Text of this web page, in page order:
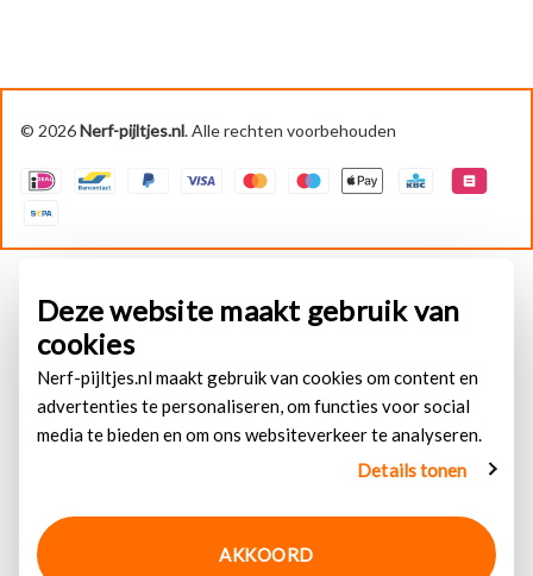
Deze website maakt gebruik van
cookies
Nerf-pijltjes.nl maakt gebruik van cookies om content en
advertenties te personaliseren, om functies voor social
media te bieden en om ons websiteverkeer te analyseren.
Details tonen
AKKOORD
© 2026Nerf-pijltjes.nl. Alle rechten voorbehouden